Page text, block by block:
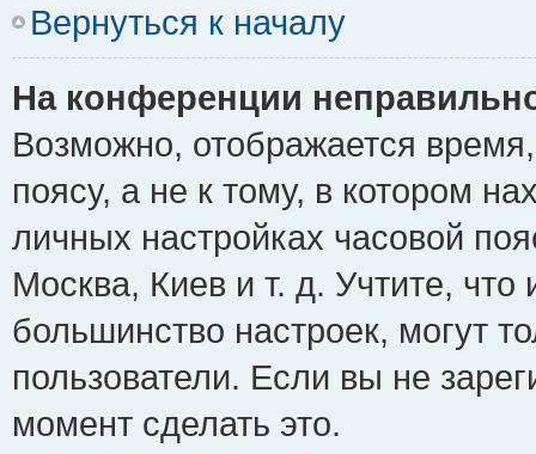
Вернуться к началу
На конференции
Возможно, отображается
поясу, а не к тому, в котором
личных настройках часовой
Москва, Киев и т. д. Учтите, что
большинство настроек, могут
пользователи. Если вы не
момент сделать это.